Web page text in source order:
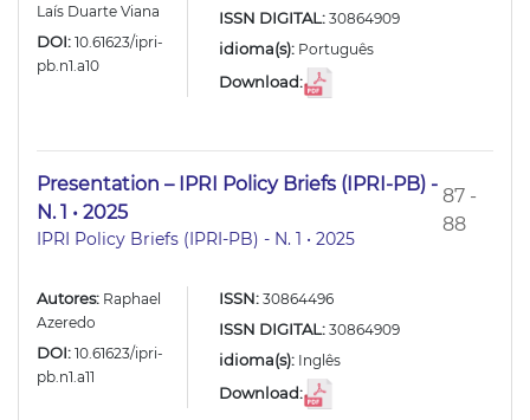
Laís Duarte Viana
DOI: 10.61623/ipri-
pb.n1.a10
ISSN DIGITAL:30864909
idioma(s): Português
Download:
Presentation – IPRI Policy Briefs (IPRI-PB) -
N. 1 • 2025
IPRI Policy Briefs (IPRI-PB) - N. 1 • 2025
87 -
88
Autores: Raphael
Azeredo
DOI: 10.61623/ipri-
pb.n1.a11
ISSN:30864496
ISSN DIGITAL:30864909
idioma(s): Inglês
Download: